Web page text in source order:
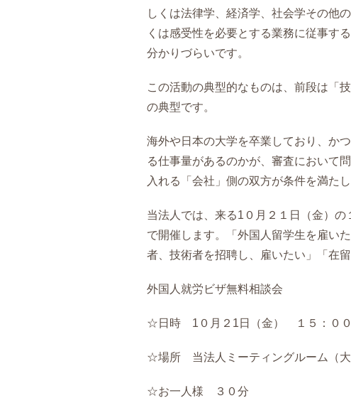
しくは法律学、経済学、社会学その他
くは感受性を必要とする業務に従事す
分かりづらいです。
この活動の典型的なものは、前段は「
の典型です。
海外や日本の大学を卒業しており、か
る仕事量があるのかが、審査において
入れる「会社」側の双方が条件を満た
当法人では、来る1０月２１日（金）
で開催します。「外国人留学生を雇い
者、技術者を招聘し、雇いたい」「在
外国人就労ビザ無料相談会
☆日時 1０月２1日（金） １５：００
☆場所 当法人ミーティングルーム（大
☆お一人様 ３０分